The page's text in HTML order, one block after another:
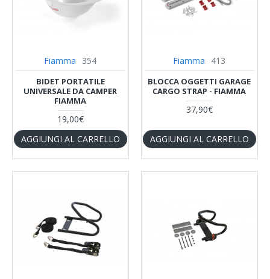
Fiamma 354
BIDET PORTATILE
UNIVERSALE DA CAMPER
FIAMMA
19,00€
AGGIUNGI AL CARRELLO
Fiamma 413
BLOCCA OGGETTI GARAGE
CARGO STRAP - FIAMMA
37,90€
AGGIUNGI AL CARRELLO